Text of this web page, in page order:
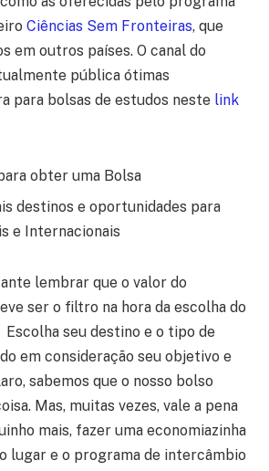
Ciências Sem Fronteiras, que
em outros países. O canal do
pública ótimas
para bolsas de estudos neste link
obter uma Bolsa
destinos e oportunidades para
e Internacionais
lembrar que o valor do
ser o filtro na hora da escolha do
seu destino e o tipo de
em consideração seu objetivo e
sabemos que o nosso bolso
Mas, muitas vezes, vale a pena
mais, fazer uma economiazinha
lugar e o programa de intercâmbio